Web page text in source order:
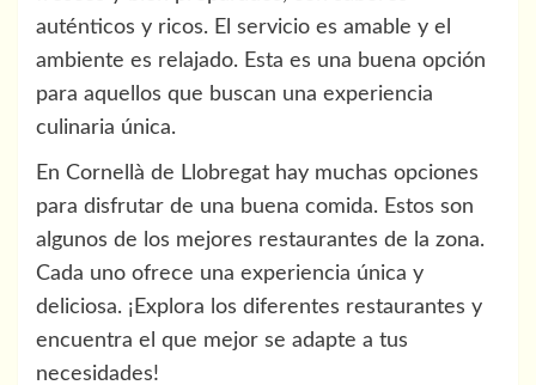
auténticos y ricos. El servicio es amable y el
ambiente es relajado. Esta es una buena opción
para aquellos que buscan una experiencia
culinaria única.
En Cornellà de Llobregat hay muchas opciones
para disfrutar de una buena comida. Estos son
algunos de los mejores restaurantes de la zona.
Cada uno ofrece una experiencia única y
deliciosa. ¡Explora los diferentes restaurantes y
encuentra el que mejor se adapte a tus
necesidades!